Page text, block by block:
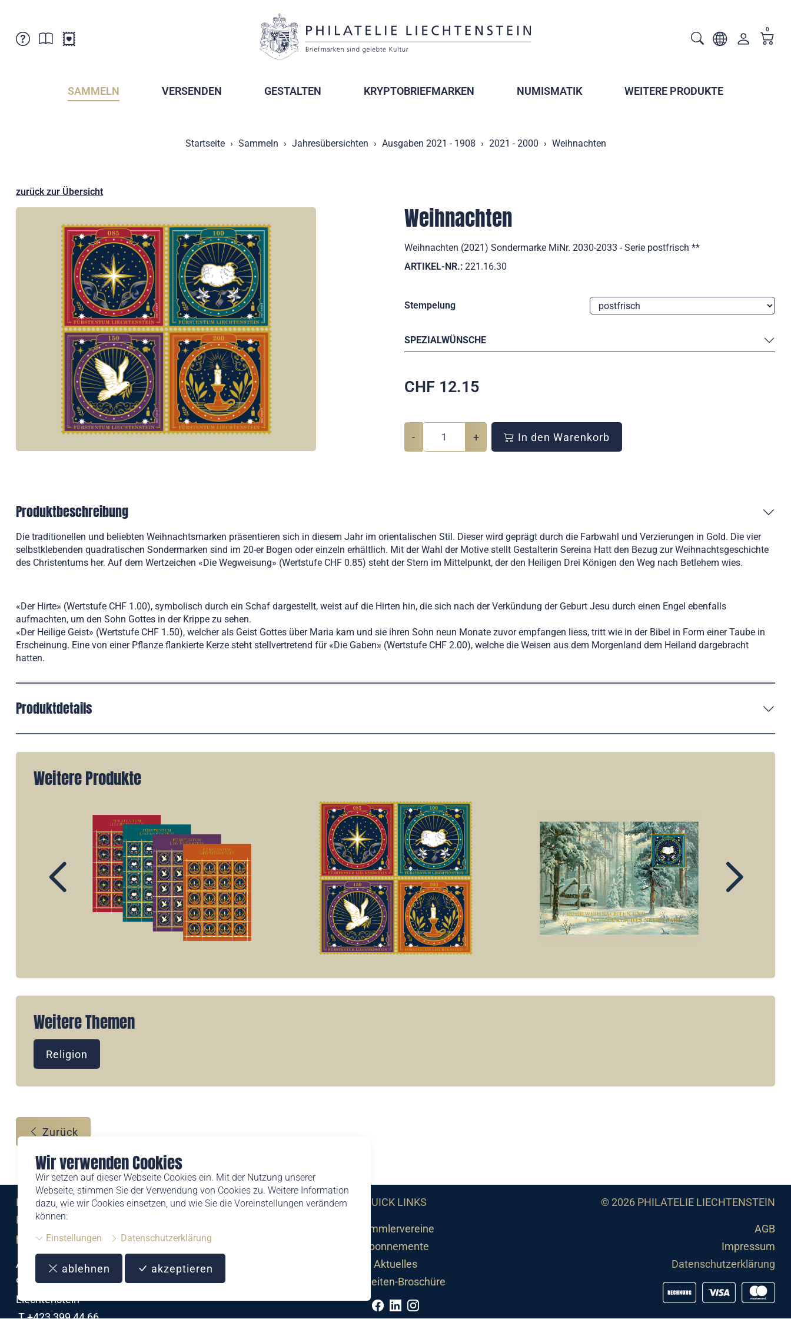
Wir verwenden Cookies
Wir setzen auf dieser Webseite Cookies ein. Mit der Nutzung unserer
Webseite, stimmen Sie der Verwendung von Cookies zu. Weitere Information
dazu, wie wir Cookies einsetzen, und wie Sie die Voreinstellungen verändern
können:
Einstellungen
Datenschutzerklärung
ablehnen akzeptieren
Verkaufsstellen
Postcrossing
Abonnemente
0
SAMMELN VERSENDEN GESTALTEN KRYPTOBRIEFMARKEN NUMISMATIK WEITERE PRODUKTE
Startseite Sammeln Jahresübersichten Ausgaben 2021 - 1908 2021 - 2000 Weihnachten
zurück zur Übersicht
Weihnachten
Weihnachten (2021) Sondermarke MiNr. 2030-2033 - Serie postfrisch **
ARTIKEL-NR.: 221.16.30
Stempelung
SPEZIALWÜNSCHE
CHF 12.15
- + In den Warenkorb
Produktbeschreibung
Die traditionellen und beliebten Weihnachtsmarken präsentieren sich in diesem Jahr im orientalischen Stil. Dieser wird geprägt durch die Farbwahl und Verzierungen in Gold. Die vier
selbstklebenden quadratischen Sondermarken sind im 20-er Bogen oder einzeln erhältlich. Mit der Wahl der Motive stellt Gestalterin Sereina Hatt den Bezug zur Weihnachtsgeschichte
des Christentums her. Auf dem Wertzeichen «Die Wegweisung» (Wertstufe CHF 0.85) steht der Stern im Mittelpunkt, der den Heiligen Drei Königen den Weg nach Betlehem wies.
«Der Hirte» (Wertstufe CHF 1.00), symbolisch durch ein Schaf dargestellt, weist auf die Hirten hin, die sich nach der Verkündung der Geburt Jesu durch einen Engel ebenfalls
aufmachten, um den Sohn Gottes in der Krippe zu sehen.
«Der Heilige Geist» (Wertstufe CHF 1.50), welcher als Geist Gottes über Maria kam und sie ihren Sohn neun Monate zuvor empfangen liess, tritt wie in der Bibel in Form einer Taube in
Erscheinung. Eine von einer Pflanze flankierte Kerze steht stellvertretend für «Die Gaben» (Wertstufe CHF 2.00), welche die Weisen aus dem Morgenland dem Heiland dargebracht
hatten.
Produktdetails
Weitere Produkte
Weitere Themen
Religion
Zurück
Eine Marke der
Liechtensteinischen Post AG
post.li
Alte Zollstrasse 11
9494 Schaan
Liechtenstein
QUICK LINKS
Sammlervereine
Abonnemente
Aktuelles
Neuheiten-Broschüre
© 2026 PHILATELIE LIECHTENSTEIN
AGB
Impressum
Datenschutzerklärung